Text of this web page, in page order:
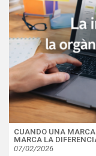
CUANDO UNA
MARCA LA
07/02/2026